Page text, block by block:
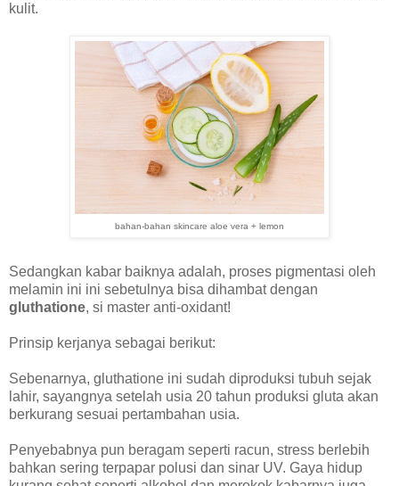
kulit.
bahan-bahan skincare aloe vera + lemon
Sedangkan kabar baiknya adalah, proses pigmentasi oleh
melamin ini ini sebetulnya bisa dihambat dengan
gluthatione, si master anti-oxidant!
Prinsip kerjanya sebagai berikut:
Sebenarnya, gluthatione ini sudah diproduksi tubuh sejak
lahir, sayangnya setelah usia 20 tahun produksi gluta akan
berkurang sesuai pertambahan usia.
Penyebabnya pun beragam seperti racun, stress berlebih
bahkan sering terpapar polusi dan sinar UV. Gaya hidup